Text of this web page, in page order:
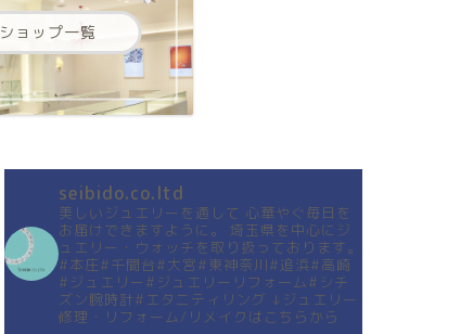
ショップ一覧
seibido.co.ltd
美しいジュエリーを通して 心華やぐ毎日を
お届けできますように。
埼玉県を中心にジ
ュエリー・ウォッチを取り扱っております。
#本庄#千間台#大宮#東神奈川#追浜#高崎
#ジュエリー#ジュエリーリフォーム#シチ
ズン腕時計#エタニティリング ↓ジュエリー
修理・リフォーム/リメイクはこちらから